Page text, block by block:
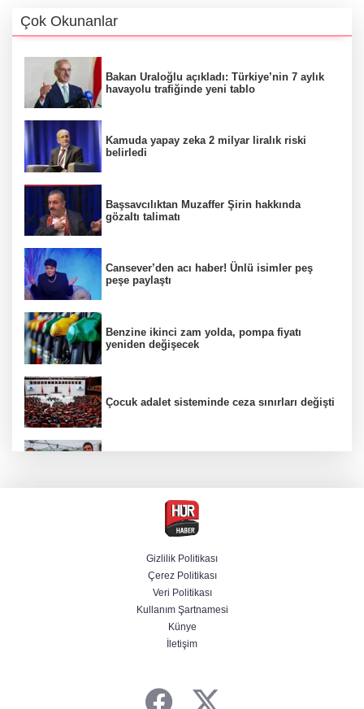
Çok Okunanlar
Bakan Uraloğlu açıkladı: Türkiye’nin 7 aylık
havayolu trafiğinde yeni tablo
Kamuda yapay zeka 2 milyar liralık riski
belirledi
Başsavcılıktan Muzaffer Şirin hakkında
gözaltı talimatı
Cansever’den acı haber! Ünlü isimler peş
peşe paylaştı
Benzine ikinci zam yolda, pompa fiyatı
yeniden değişecek
Çocuk adalet sisteminde ceza sınırları değişti
Bakan Göktaş: Ülkemize, milletimize, şehit
ailelerimize ve kahraman gazilerimize hayırlı
Terörsüz Türkiye yasa teklifi Meclis'te
Bakan Kurum'dan Sındırgı paylaşımı:
Gizlilik Politikası
Çerez Politikası
Veri Politikası
Kullanım Şartnamesi
Künye
İletişim